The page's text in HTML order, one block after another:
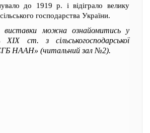
до 1919 р. і відіграло велику
господарства України.
виставки можна ознайомитись у
XIX ст. з сільськогосподарської
НААН» (читальний зал №2).